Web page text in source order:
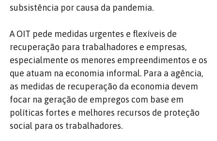
subsistência por causa da pandemia.
A OIT pede medidas urgentes e flexíveis de
recuperação para trabalhadores e empresas,
especialmente os menores empreendimentos e os
que atuam na economia informal. Para a agência,
as medidas de recuperação da economia devem
focar na geração de empregos com base em
políticas fortes e melhores recursos de proteção
social para os trabalhadores.